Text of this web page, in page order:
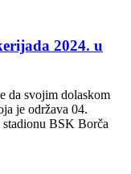
2024. u
da svojim dolaskom
je održava 04.
stadionu BSK Borča